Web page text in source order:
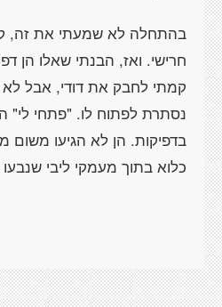
בהתחלה לא שמעתי את זה,
חרישי. ואז, הבנתי שאלו הן
קמתי לחבק את דודי, אבל
נסתרת לפתוח לו. "פתחי לי"
בדפיקות. הן לא הגיעו משום
כלוא בתוך מעמקי ליבי